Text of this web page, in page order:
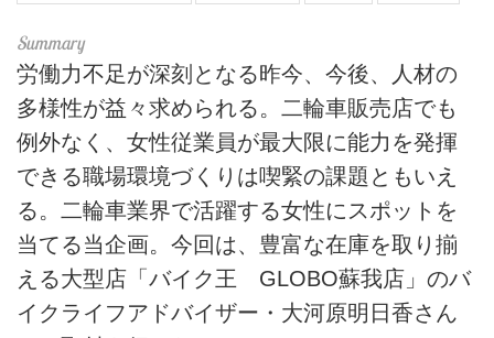
労働力不足が深刻となる昨今、今後、人材の
多様性が益々求められる。二輪車販売店でも
例外なく、女性従業員が最大限に能力を発揮
できる職場環境づくりは喫緊の課題ともいえ
る。二輪車業界で活躍する女性にスポットを
当てる当企画。今回は、豊富な在庫を取り揃
える大型店「バイク王 GLOBO蘇我店」のバ
イクライフアドバイザー・大河原明日香さん